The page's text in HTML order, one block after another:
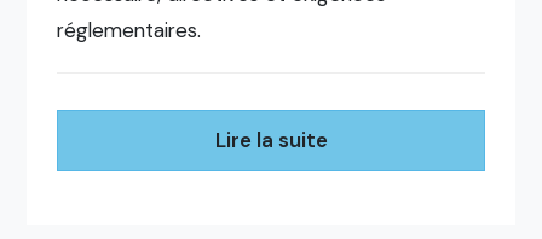
réglementaires.
Lire la suite